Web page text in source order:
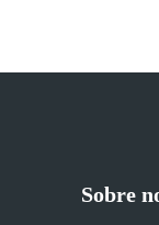
Sobre